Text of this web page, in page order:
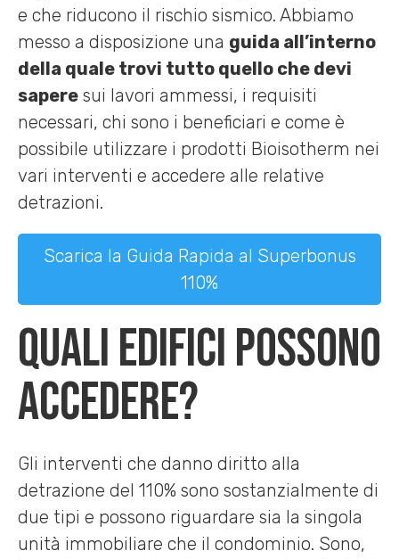
e che riducono il rischio sismico. Abbiamo
messo a disposizione una guida all’interno
della quale trovi tutto quello che devi
sapere sui lavori ammessi, i requisiti
necessari, chi sono i beneficiari e come è
possibile utilizzare i prodotti Bioisotherm nei
vari interventi e accedere alle relative
detrazioni.
Scarica la Guida Rapida al Superbonus
110%
Quali edifici possono
accedere?
Gli interventi che danno diritto alla
detrazione del 110% sono sostanzialmente di
due tipi e possono riguardare sia la singola
unità immobiliare che il condominio. Sono,